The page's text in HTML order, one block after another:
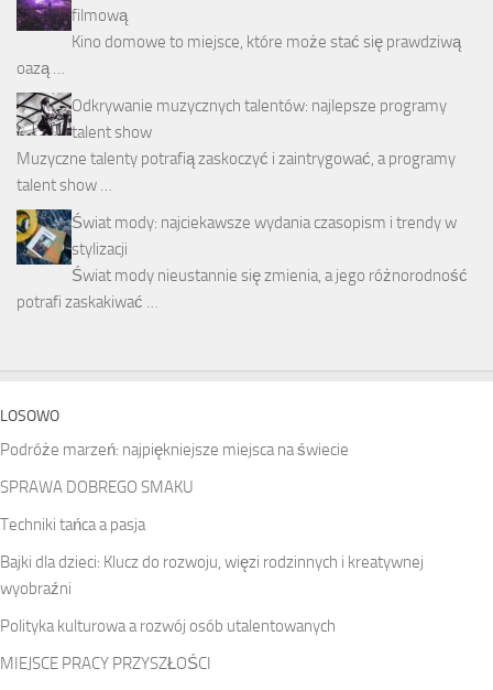
filmową
Kino domowe to miejsce, które może stać się prawdziwą
oazą …
Odkrywanie muzycznych talentów: najlepsze programy
talent show
Muzyczne talenty potrafią zaskoczyć i zaintrygować, a programy
talent show …
Świat mody: najciekawsze wydania czasopism i trendy w
stylizacji
Świat mody nieustannie się zmienia, a jego różnorodność
potrafi zaskakiwać …
LOSOWO
Podróże marzeń: najpiękniejsze miejsca na świecie
SPRAWA DOBREGO SMAKU
Techniki tańca a pasja
Bajki dla dzieci: Klucz do rozwoju, więzi rodzinnych i kreatywnej
wyobraźni
Polityka kulturowa a rozwój osób utalentowanych
MIEJSCE PRACY PRZYSZŁOŚCI